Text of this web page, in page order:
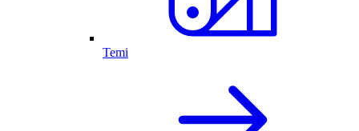
Temi